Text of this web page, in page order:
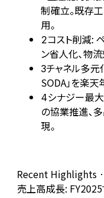
制確立。既存
用。
2コスト削減:
ン省人化、物
3チャネル多元
SODA」を楽
4シナジー最
の協業推進、
現。
Recent Highlights
売上高成長: